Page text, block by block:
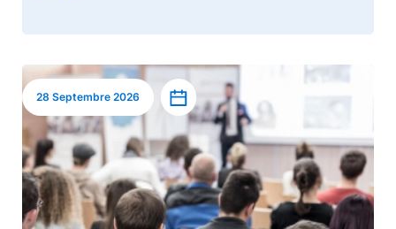
Image
28 Septembre 2026 Ajouter à l’agenda